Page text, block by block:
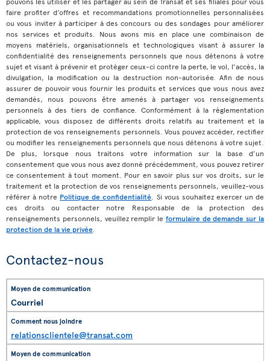
faire profiter d’offres et recommandations promotionnelles personnalisées
ou vous inviter à participer à des concours ou des sondages pour améliorer
nos services et produits. Nous avons mis en place une combinaison de
moyens matériels, organisationnels et technologiques visant à assurer la
confidentialité des renseignements personnels que nous détenons à votre
sujet et visant à prévenir et protéger ceux-ci contre la perte, le vol, l’accès, la
divulgation, la modification ou la destruction non-autorisée. Afin de nous
assurer de pouvoir vous fournir les produits et services que vous nous avez
demandés, nous pouvons être amenés à partager vos renseignements
personnels à des tiers de confiance. Conformément à la règlementation
applicable, vous disposez de différents droits relatifs au traitement et la
protection de vos renseignements personnels. Vous pouvez accéder, rectifier
ou modifier les renseignements personnels que nous détenons à votre sujet.
De plus, lorsque nous traitons votre information sur la base d’un
consentement que vous nous avez donné précédemment, vous pouvez retirer
ce consentement à tout moment. Pour en savoir plus sur vos droits, sur le
traitement et la protection de vos renseignements personnels, veuillez-vous
référer à notre Politique de confidentialité . Si vous souhaitez exercer un de
ces droits ou contacter notre Responsable de la protection des
renseignements personnels, veuillez remplir le formulaire de demande sur la
protection de la vie privée
Contactez-nous
Courriel
relationsclientele@transat.com